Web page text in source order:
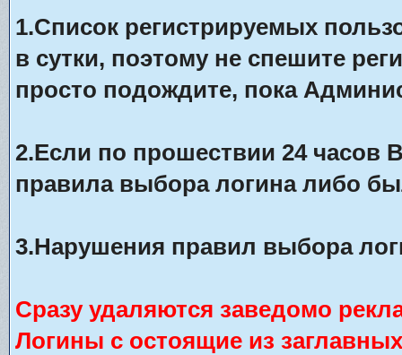
1.Список регистрируемых
в сутки, поэтому не спешите
просто подождите, пока
2.Если по прошествии 24 часов
правила выбора логина либо
3.Нарушения правил выбора
Сразу удаляются заведомо
Логины с остоящие из